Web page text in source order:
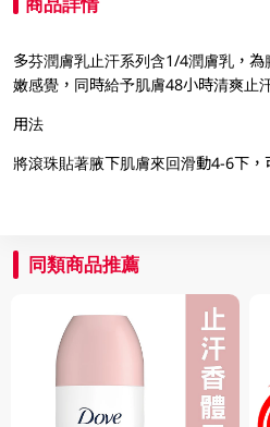
多芬潤膚乳止汗系列含1/4潤膚乳，
嫩感覺，同時給予肌膚48小時清爽止
用法
將滾珠貼著腋下肌膚來回滑動4-6下，
同類商品推薦